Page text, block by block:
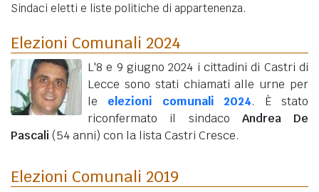
Sindaci eletti e liste politiche di appartenenza.
Elezioni Comunali 2024
L'8 e 9 giugno 2024 i cittadini di Castri di
Lecce sono stati chiamati alle urne per
le elezioni comunali 2024. È stato
riconfermato il sindaco Andrea De
Pascali (54 anni) con la lista Castri Cresce.
Elezioni Comunali 2019